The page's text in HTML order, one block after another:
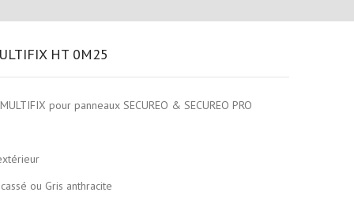
HT 0M25
pour panneaux SECUREO & SECUREO PRO
ou Gris anthracite